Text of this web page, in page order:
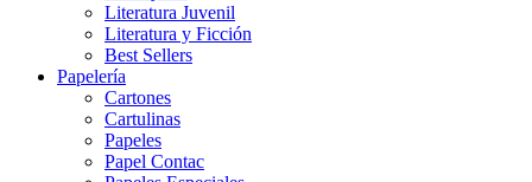
Literatura Juvenil
Literatura y Ficción
Best Sellers
Papelería
Cartones
Cartulinas
Papeles
Papel Contac